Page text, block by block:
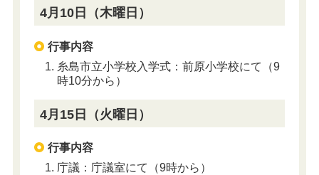
4月10日（木曜日）
行事内容
糸島市立小学校入学式：前原小学校にて（9
時10分から）
4月15日（火曜日）
行事内容
庁議：庁議室にて（9時から）